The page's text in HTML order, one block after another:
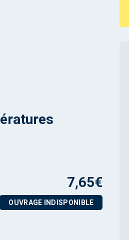
7,65€
OUVRAGE INDISPONIBLE